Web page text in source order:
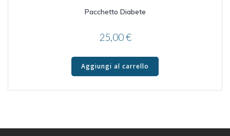
Pacchetto Diabete
25,00€
Aggiungi al carrello